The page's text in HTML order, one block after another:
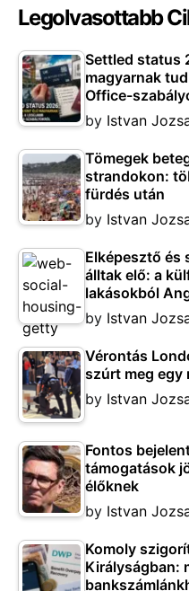
Legolvasottabb
Settled status
magyarnak
Office-
by Istvan
Tömegek
strandokon:
fürdés után
by Istvan
Elképesztő és
álltak elő: a
lakásokból
by Istvan
Vérontás
szúrt meg egy
by Istvan
Fontos
támogatások
élőknek
by Istvan
Komoly
Királyságban: